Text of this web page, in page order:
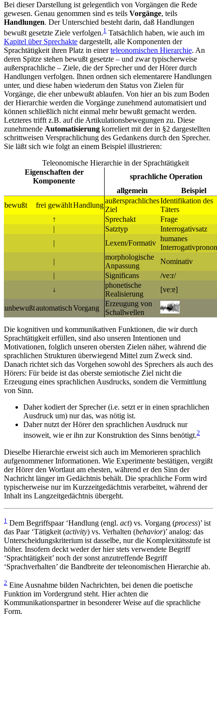
Bei dieser Darstellung ist gelegentlich von Vorgängen die Rede
gewesen. Genau genommen sind es teils Vorgänge, teils
Handlungen. Der Unterschied besteht darin, daß Handlungen
bewußt gesetzte Ziele verfolgen.1 Tatsächlich haben, wie auch im
Kapitel über Sprechakte dargestellt, alle Komponenten der
Sprachtätigkeit ihren Platz in einerteleonomischen Hierarchie. An
deren Spitze stehen bewußt gesetzte – und zwar typischerweise
außersprachliche – Ziele, die der Sprecher und der Hörer durch
Handlungen verfolgen. Ihnen ordnen sich elementarere Handlungen
unter, und diese haben wiederum den Status von Zielen für
Vorgänge, die eher unbewußt ablaufen. Von hier an bis zum Boden
der Hierarchie werden die Vorgänge zunehmend automatisiert und
können schließlich nicht einmal mehr bewußt gemacht werden.
Letzteres trifft z.B. auf die Artikulationsbewegungen zu. Diese
zunehmende Automatisierung korreliert mit der in §2 dargestellten
schrittweisen Versprachlichung des Gedankens durch den Sprecher.
Sie läßt sich wie folgt an einem Beispiel illustrieren:
Teleonomische Hierarchie in der Sprachtätigkeit
Eigenschaften der
Komponente
sprachliche Operation
allgemein
Beispiel
bewußt
frei gewähltHandlung
außersprachliches
Ziel
Identifikation des
Täters
↑
Sprechakt
Frage
|
Satztyp
Interrogativsatz
|
Lexem/Formativ
humanes
|
morphologische
Anpassung
Nominativ
|
Significans
/ve:r/
↓
phonetische
Realisierung
[veːɐ]
unbewußtautomatischVorgang
Erzeugung von
Schallwellen
Die kognitiven und kommunikativen Funktionen, die wir durch
Sprachtätigkeit erfüllen, sind also unseren Intentionen und
Motivationen, folglich unseren obersten Zielen näher, während die
sprachlichen Strukturen überwiegend Mittel zum Zweck sind.
Danach richtet sich das Vorgehen sowohl des Sprechers als auch des
Hörers: Für beide ist das oberste semiotische Ziel nicht die
Erzeugung eines sprachlichen Ausdrucks, sondern die Vermittlung
von Sinn.
Daher kodiert der Sprecher (i.e. setzt er in einen sprachlichen
Ausdruck um) nur das, was nötig ist.
Daher nutzt der Hörer den sprachlichen Ausdruck nur
insoweit, wie er ihn zur Konstruktion des Sinns benötigt.2
Dieselbe Hierarchie erweist sich auch im Memorieren sprachlich
aufgenommener Informationen. Wie Experimente bestätigen, vergißt
der Hörer den Wortlaut am ehesten, während er den Sinn der
Nachricht länger im Gedächtnis behält. Die sprachliche Form wird
typischerweise nur im Kurzzeitgedächtnis verarbeitet, während der
Inhalt ins Langzeitgedächtnis übergeht.
1 Dem Begriffspaar ‘Handlung (engl. act) vs. Vorgang (process)’ ist
das Paar ‘Tätigkeit (activity) vs. Verhalten (behavior)’ analog: das
Unterscheidungskriterium ist dasselbe, nur die Komplexitätsstufe ist
höher. Insofern deckt weder der hier stets verwendete Begriff
‘Sprachtätigkeit’ noch der sonst anzutreffende Begriff
‘Sprachverhalten’ die Bandbreite der teleonomischen Hierarchie ab.
2 Eine Ausnahme bilden Nachrichten, bei denen die poetische
Funktion im Vordergrund steht. Hier achten die
Kommunikationspartner in besonderer Weise auf die sprachliche
Form.